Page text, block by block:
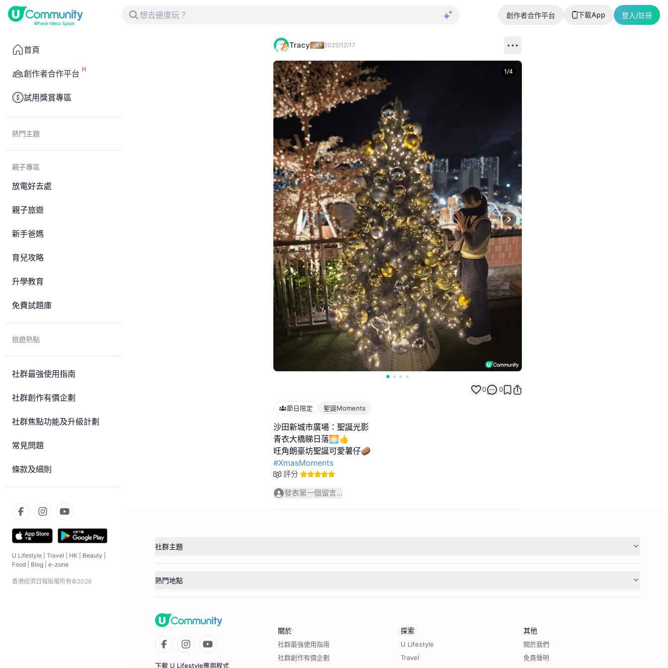
創作者合作平台 下載App 登入/註冊
首頁
創作者合作平台
試用獎賞專區
熱門主題
親子專區
放電好去處
親子旅遊
新手爸媽
育兒攻略
升學教育
免費試題庫
旅遊熱點
社群最強使用指南
社群創作有價企劃
社群焦點功能及升級計劃
常見問題
條款及細則
U Lifestyle Travel HK Beauty
Food
Blog e-zone
香港經濟日報版權所有©2026
Tracy 2025/12/17
Next slide
1/4
0 0
節日限定 聖誕Moments
沙田新城市廣場：聖誕光影
青衣大橋睇日落🌅👍
#XmasMoments
評分
發表第一個留言...
社群主題
熱門地點
下載 U Lifestyle應用程式
關於
社群最強使用指南
社群創作有價企劃
探索
U Lifestyle
Travel
其他
關於我們
免責聲明